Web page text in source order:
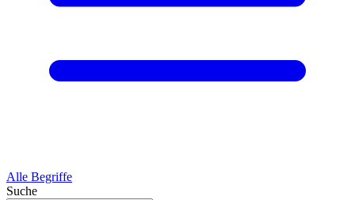
Alle Begriffe
Suche